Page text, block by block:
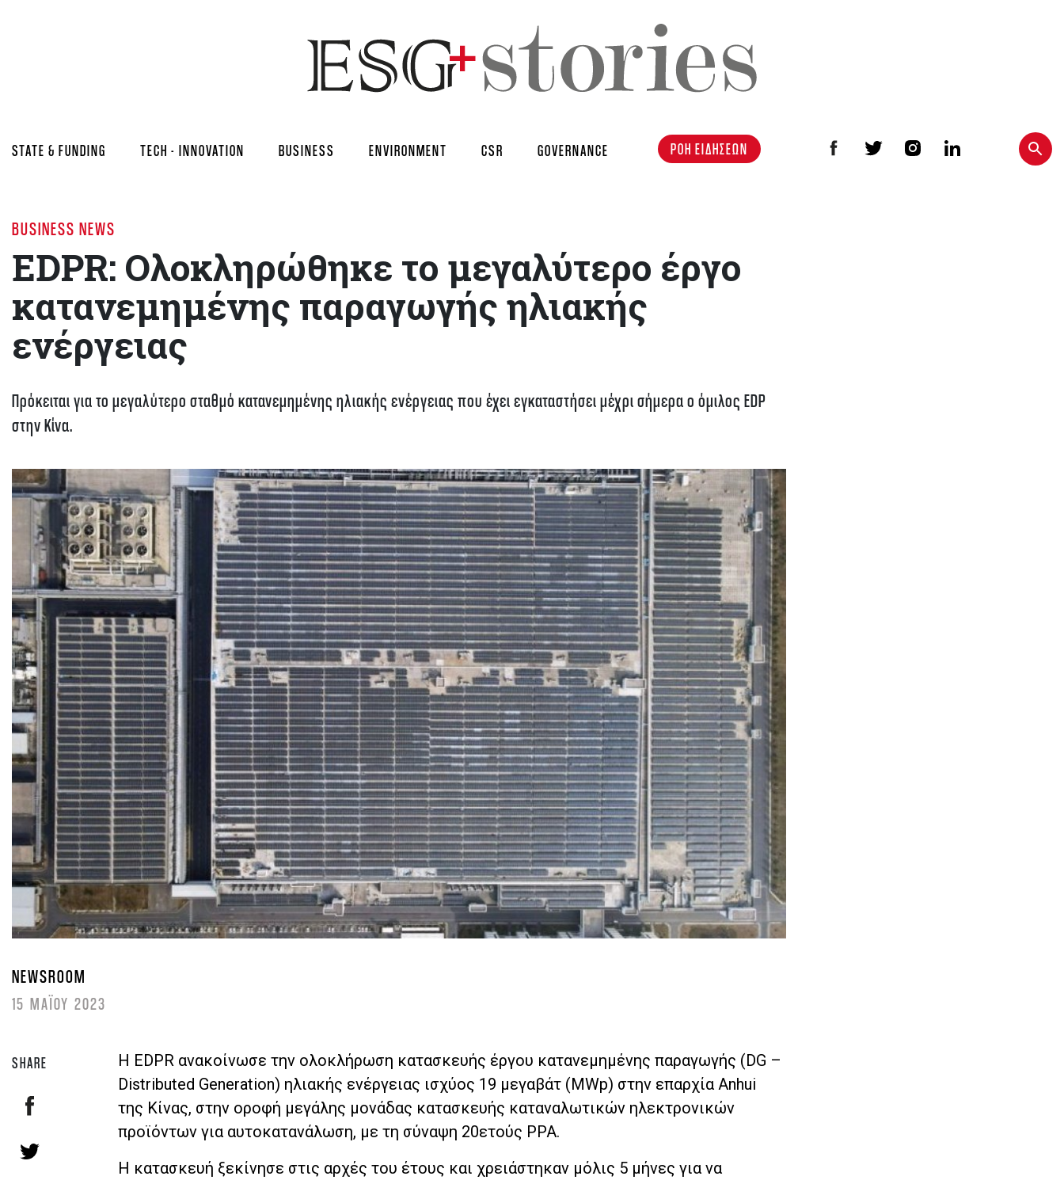
STATE & FUNDING TECH - INNOVATION BUSINESS ENVIRONMENT CSR GOVERNANCE ΡΟΗ ΕΙΔΗΣΕΩΝ
BUSINESS NEWS
EDPR: Ολοκληρώθηκε το μεγαλύτερο έργο
κατανεμημένης παραγωγής ηλιακής
ενέργειας
Πρόκειται για το μεγαλύτερο σταθμό κατανεμημένης ηλιακής ενέργειας που έχει εγκαταστήσει μέχρι σήμερα ο όμιλος EDP
στην Κίνα.
NEWSROOM
15 ΜΑΪΟΥ 2023
SHARE
Η EDPR ανακοίνωσε την ολοκλήρωση κατασκευής έργου κατανεμημένης παραγωγής (DG –
Distributed Generation) ηλιακής ενέργειας ισχύος 19 μεγαβάτ (MWp) στην επαρχία Anhui
της Κίνας, στην οροφή μεγάλης μονάδας κατασκευής καταναλωτικών ηλεκτρονικών
προϊόντων για αυτοκατανάλωση, με τη σύναψη 20ετούς PPA.
Η κατασκευή ξεκίνησε στις αρχές του έτους και χρειάστηκαν μόλις 5 μήνες για να